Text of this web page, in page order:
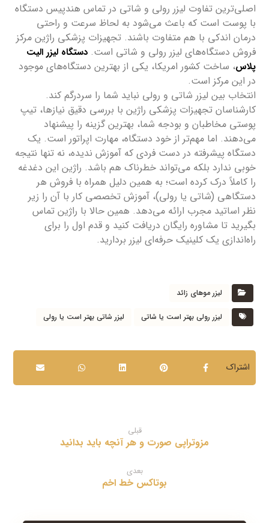
اصلی‌ترین تفاوت لیزر رولی و شاتی در تماس هندپیس دستگاه
با پوست است که باعث می‌شود به لحاظ سرعت و راحتی
درمان اندکی با هم متفاوت باشند. تجهیزات پزشکی راژین مرکز
فروش دستگاه‌های لیزر رولی و شاتی است.دستگاه لیزر الیت
پلاس، ساخت کشور امریکا، یکی از بهترین دستگاه‌های موجود
در این مرکز است.
انتخاب بین لیزر شاتی و رولی نباید شما را سردرگم کند.
کارشناسان تجهیزات پزشکی راژین با بررسی دقیق نیازها، تیپ
پوستی مخاطبان و بودجه شما، بهترین گزینه را پیشنهاد
می‌دهند. اما مهم‌تر از خود دستگاه، مهارت اپراتور است. یک
دستگاه پیشرفته در دست فردی که آموزش ندیده، نه تنها نتیجه
خوبی ندارد بلکه می‌تواند خطرناک هم باشد. راژین این دغدغه
را کاملاً درک کرده است؛ به همین دلیل همراه با فروش هر
دستگاهی (شاتی یا رولی)، آموزش تخصصی کار با آن را زیر
نظر اساتید مجرب ارائه می‌دهد. همین حالا با راژین تماس
بگیرید تا مشاوره رایگان دریافت کنید و قدم اول را برای
راه‌اندازی یک کلینیک حرفه‌ای لیزر بردارید.
لیزر موهای زائد
لیزر رولی بهتر است یا شاتی لیزر شاتی بهتر است یا رولی
قبلی
مزوتراپی صورت و هر آنچه باید بدانید
بعدی
بوتاکس خط اخم